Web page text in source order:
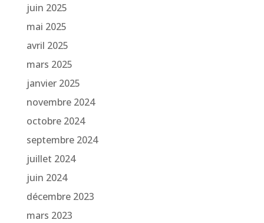
juin 2025
mai 2025
avril 2025
mars 2025
janvier 2025
novembre 2024
octobre 2024
septembre 2024
juillet 2024
juin 2024
décembre 2023
mars 2023